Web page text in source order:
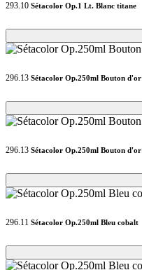
293.10 Sétacolor Op.1 Lt. Blanc titane
Loading...
Loading...
296.13 Sétacolor Op.250ml Bouton d'or
Loading...
Loading...
296.13 Sétacolor Op.250ml Bouton d'or
Loading...
Loading...
296.11 Sétacolor Op.250ml Bleu cobalt
Loading...
Loading...